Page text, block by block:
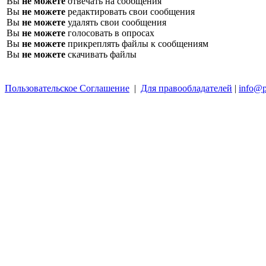
Вы не можете редактировать свои сообщения
Вы не можете удалять свои сообщения
Вы не можете голосовать в опросах
Вы не можете прикреплять файлы к сообщениям
Вы не можете скачивать файлы
Пользовательское Соглашение | Для правообладателей |